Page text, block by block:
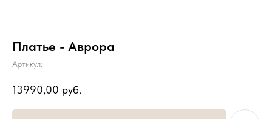
Платье - Аврора
Артикул:
13990,00 руб.